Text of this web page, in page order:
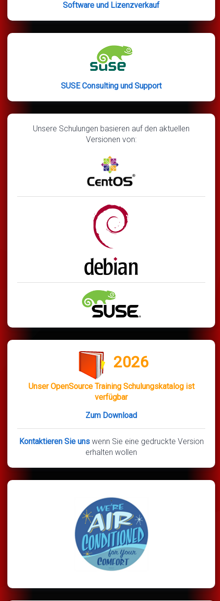
Software und Lizenzverkauf
SUSE Consulting und Support
Unsere Schulungen basieren auf den aktuellen
Versionen von:
2026
Unser OpenSource Training Schulungskatalog ist
verfügbar
Zum Download
Kontaktieren Sie uns wenn Sie eine gedruckte Version
erhalten wollen